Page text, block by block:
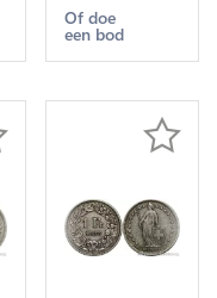
Berne Silver
-> Make
Of doe
een bod